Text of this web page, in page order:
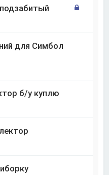
для Симбол
б/у куплю